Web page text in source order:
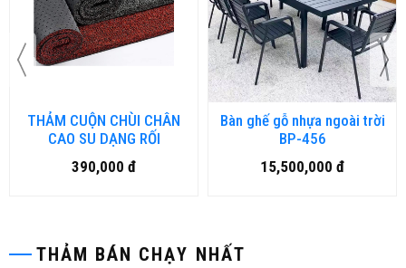
THẢM CUỘN CHÙI CHÂN
CAO SU DẠNG RỐI
390,000 đ
Bàn ghế gỗ nhựa ngoài trời
BP-456
15,500,000 đ
THẢM BÁN CHẠY NHẤT